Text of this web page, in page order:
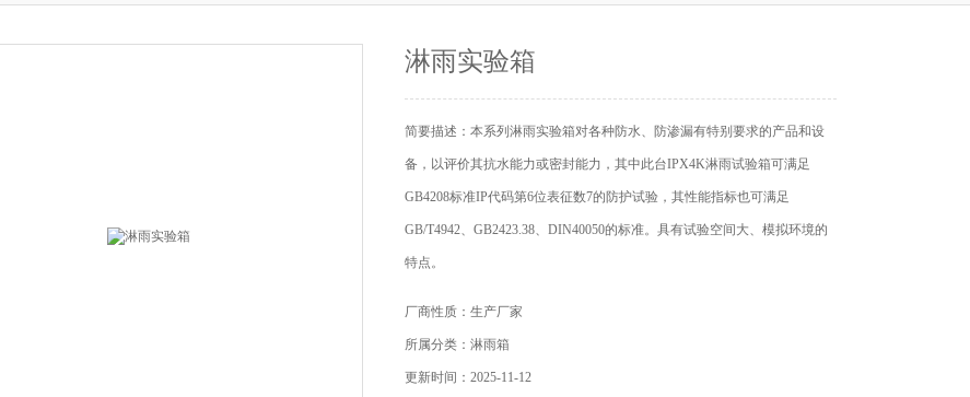
淋雨实验箱
简要描述：本系列淋雨实验箱对各种防水、防渗漏有特别要求的产品和设
备，以评价其抗水能力或密封能力，其中此台IPX4K淋雨试验箱可满足
GB4208标准IP代码第6位表征数7的防护试验，其性能指标也可满足
GB/T4942、GB2423.38、DIN40050的标准。具有试验空间大、模拟环境的
特点。
厂商性质：生产厂家
所属分类：淋雨箱
更新时间：2025-11-12